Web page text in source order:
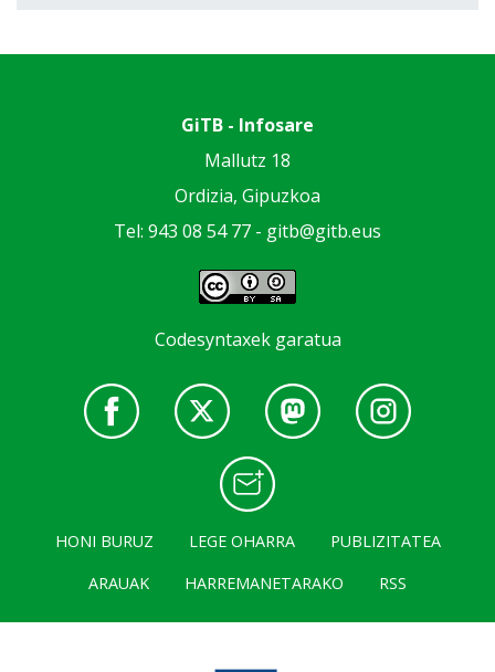
GiTB - Infosare
Mallutz 18
Ordizia, Gipuzkoa
Tel: 943 08 54 77 - gitb@gitb.eus
Codesyntaxek garatua
HONI BURUZ LEGE OHARRA
PUBLIZITATEA
ARAUAK
HARREMANETARAKO RSS